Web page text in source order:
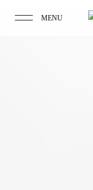
MENU